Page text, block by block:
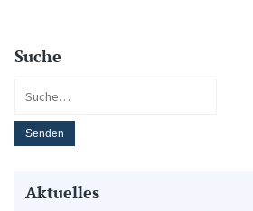
Suche
Aktuelles